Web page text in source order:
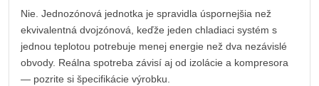
Nie. Jednozónová jednotka je spravidla úspornejšia než
ekvivalentná dvojzónová, keďže jeden chladiaci systém s
jednou teplotou potrebuje menej energie než dva nezávislé
obvody. Reálna spotreba závisí aj od izolácie a kompresora
— pozrite si špecifikácie výrobku.